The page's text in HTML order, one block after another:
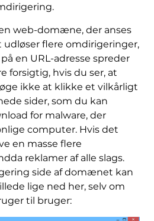
web-domæne, der anses
udløser flere omdirigeringer,
en URL-adresse spreder
forsigtig, hvis du ser, at
ikke at klikke et vilkårligt
sider, som du kan
for malware, der
computer. Hvis det
en masse flere
reklamer af alle slags.
side af domænet kan
lige ned her, selv om
til bruger: